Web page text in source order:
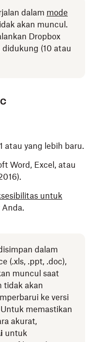
dalam mode
akan muncul.
Dropbox
didukung (10 atau
atau yang lebih baru.
Word, Excel, atau
untuk
dalam
(.xls, .ppt, .doc),
muncul saat
tidak akan
ke versi
memastikan
akurat,
untuk